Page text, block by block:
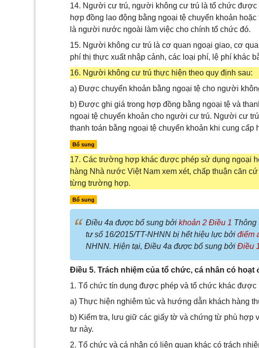
14. Người cư trú, người không cư trú là tổ chức
hợp đồng lao động bằng ngoại tệ chuyển khoản
là người nước ngoài làm việc cho chính tổ chức đó.
15. Người không cư trú là cơ quan ngoại giao, cơ
phí thị thực xuất nhập cảnh, các loại phí, lệ phí khác
16. Người không cư trú thực hiện theo quy định sau:
a) Được chuyển khoản bằng ngoại tệ cho người
b) Được ghi giá trong hợp đồng bằng ngoại tệ và
ngoại tệ chuyển khoản cho người cư trú. Người cư
thanh toán bằng ngoại tệ chuyển khoản khi cung
Bổ sung
17. Các trường hợp khác được phép sử dụng ngoại
hàng Nhà nước Việt Nam xem xét, chấp thuận căn
từng trường hợp.
Bổ sung
Điều 4a được bổ sung bởi khoản 2 Điều 1 Thông
tư số 16/2015/TT-NHNN bị hết hiệu lực bởi điểm
NHNN. Hiện tại, Điều 4a được bổ sung bởi Điều
Điều 5. Trách nhiệm của tổ chức, cá nhân có
1. Tổ chức tín dụng được phép và tổ chức khác
a) Thực hiện nghiêm túc và hướng dẫn khách hàng
b) Kiểm tra, lưu giữ các giấy tờ và chứng từ phù hợp
tư này.
2. Tổ chức và cá nhân có liên quan khác có trách